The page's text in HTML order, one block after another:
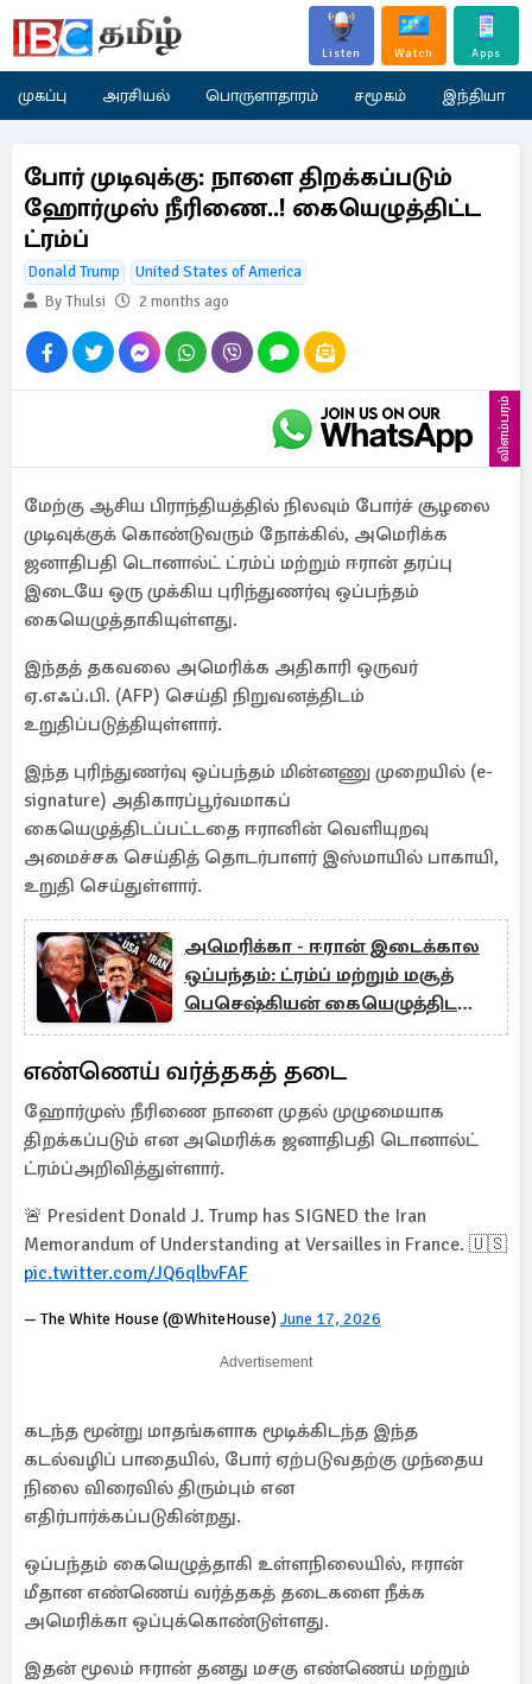
Listen Watch Apps
முகப்பு அரசியல் பொருளாதாரம் சமூகம் இந்தியா
போர் முடிவுக்கு: நாளை திறக்கப்படும்
ஹோர்முஸ் நீரிணை..! கையெழுத்திட்ட
ட்ரம்ப்
Donald Trump
United States of America
By Thulsi
2 months ago
விளம்பரம்
மேற்கு ஆசிய பிராந்தியத்தில் நிலவும் போர்ச் சூழலை
முடிவுக்குக் கொண்டுவரும் நோக்கில், அமெரிக்க
ஜனாதிபதி டொனால்ட் ட்ரம்ப் மற்றும் ஈரான் தரப்பு
இடையே ஒரு முக்கிய புரிந்துணர்வு ஒப்பந்தம்
கையெழுத்தாகியுள்ளது.
இந்தத் தகவலை அமெரிக்க அதிகாரி ஒருவர்
ஏ.எஃப்.பி. (AFP) செய்தி நிறுவனத்திடம்
உறுதிப்படுத்தியுள்ளார்.
இந்த புரிந்துணர்வு ஒப்பந்தம் மின்னணு முறையில் (e-
signature) அதிகாரப்பூர்வமாகப்
கையெழுத்திடப்பட்டதை ஈரானின் வெளியுறவு
அமைச்சக செய்தித் தொடர்பாளர் இஸ்மாயில் பாகாயி,
உறுதி செய்துள்ளார்.
அமெரிக்கா - ஈரான் இடைக்கால
ஒப்பந்தம்: ட்ரம்ப் மற்றும் மசூத்
பெசெஷ்கியன் கையெழுத்திட
வாய்ப்பு
எண்ணெய் வர்த்தகத் தடை
ஹோர்முஸ் நீரிணை நாளை முதல் முழுமையாக
திறக்கப்படும் என அமெரிக்க ஜனாதிபதி டொனால்ட்
ட்ரம்ப்அறிவித்துள்ளார்.
🚨 President Donald J. Trump has SIGNED the Iran
Memorandum of Understanding at Versailles in France. 🇺🇸
pic.twitter.com/JQ6qlbvFAF
— The White House (@WhiteHouse) June 17, 2026
Advertisement
கடந்த மூன்று மாதங்களாக மூடிக்கிடந்த இந்த
கடல்வழிப் பாதையில், போர் ஏற்படுவதற்கு முந்தைய
நிலை விரைவில் திரும்பும் என
எதிர்பார்க்கப்படுகின்றது.
ஒப்பந்தம் கையெழுத்தாகி உள்ளநிலையில், ஈரான்
மீதான எண்ணெய் வர்த்தகத் தடைகளை நீக்க
அமெரிக்கா ஒப்புக்கொண்டுள்ளது.
இதன் மூலம் ஈரான் தனது மசகு எண்ணெய் மற்றும்